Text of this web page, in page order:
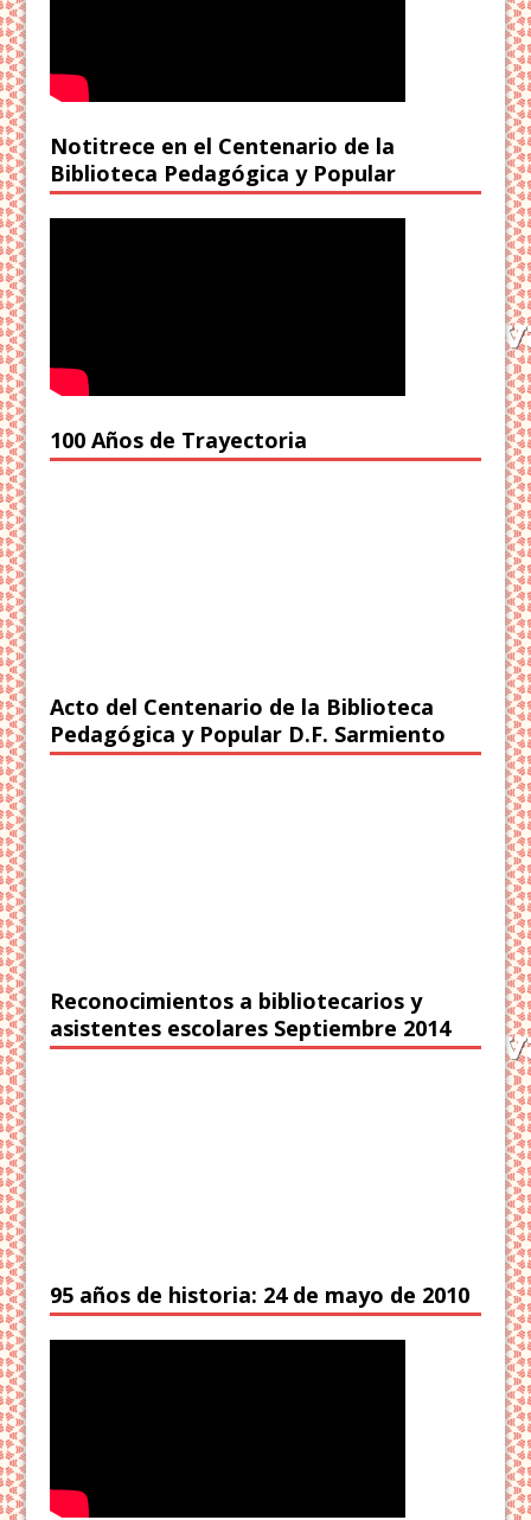
Notitrece en el Centenario de la
Biblioteca Pedagógica y Popular
100 Años de Trayectoria
Acto del Centenario de la Biblioteca
Pedagógica y Popular D.F. Sarmiento
Reconocimientos a bibliotecarios y
asistentes escolares Septiembre 2014
95 años de historia: 24 de mayo de 2010